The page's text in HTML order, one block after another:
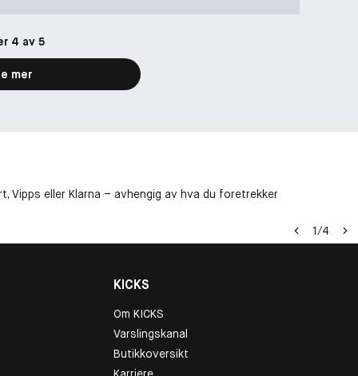
4 av 5
mer
Vipps eller Klarna – avhengig av hva du foretrekker
1/4
KICKS
Om KICKS
Varslingskanal
Butikkoversikt